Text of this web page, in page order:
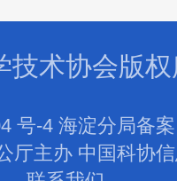
技术协会版
号-4 海淀分局备
厅主办 中国科协